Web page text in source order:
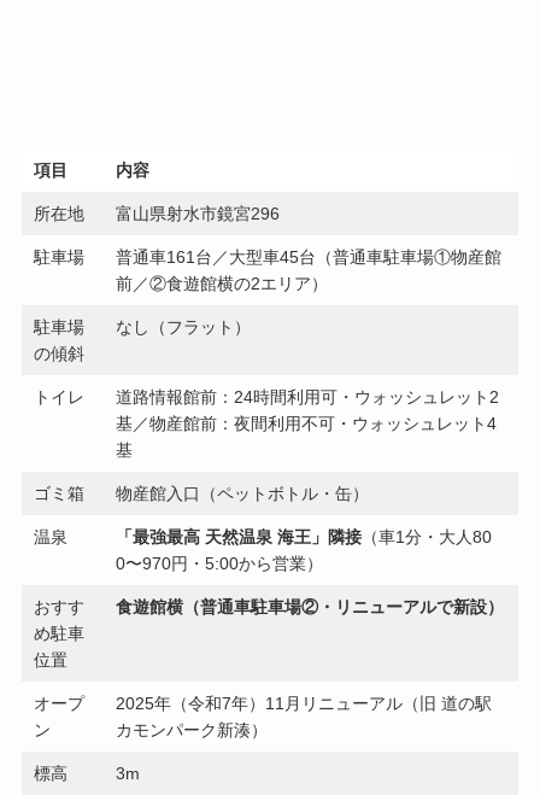
項目 内容
所在地 富山県射水市鏡宮296
駐車場
普通車161台／大型車45台（普通車駐車場①物産館
前／②食遊館横の2エリア）
駐車場
の傾斜
なし（フラット）
トイレ
道路情報館前：24時間利用可・ウォッシュレット2
基／物産館前：夜間利用不可・ウォッシュレット4
基
ゴミ箱 物産館入口（ペットボトル・缶）
温泉 「最強最高 天然温泉 海王」隣接 （車1分・大人80
0〜970円・5:00から営業）
おすす
め駐車
位置
食遊館横（普通車駐車場②・リニューアルで新設）
オープ
ン
2025年（令和7年）11月リニューアル（旧 道の駅
カモンパーク新湊）
標高 3m